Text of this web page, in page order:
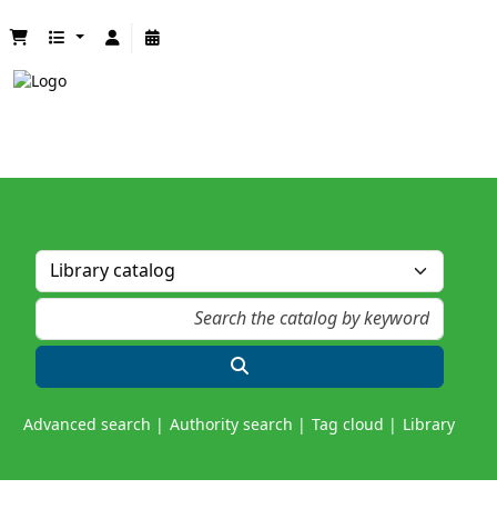
Advanced search Authority search Tag cloud Library